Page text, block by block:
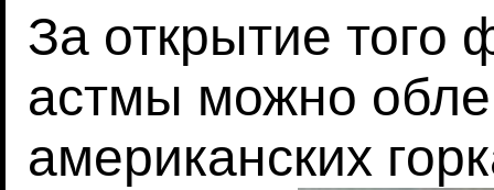
За открытие того
астмы можно
американских